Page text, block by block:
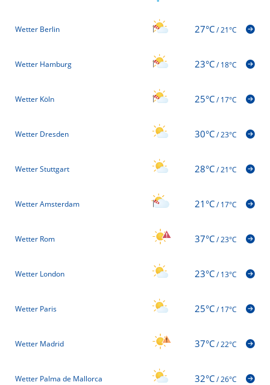
Wetter Berlin 27°C/21°C
Wetter Hamburg 23°C/18°C
Wetter Köln 25°C/17°C
Wetter Dresden 30°C/23°C
Wetter Stuttgart 28°C/21°C
Wetter Amsterdam 21°C/17°C
Wetter Rom 37°C/23°C
Wetter London 23°C/13°C
Wetter Paris 25°C/17°C
Wetter Madrid 37°C/22°C
Wetter Palma de Mallorca 32°C/26°C